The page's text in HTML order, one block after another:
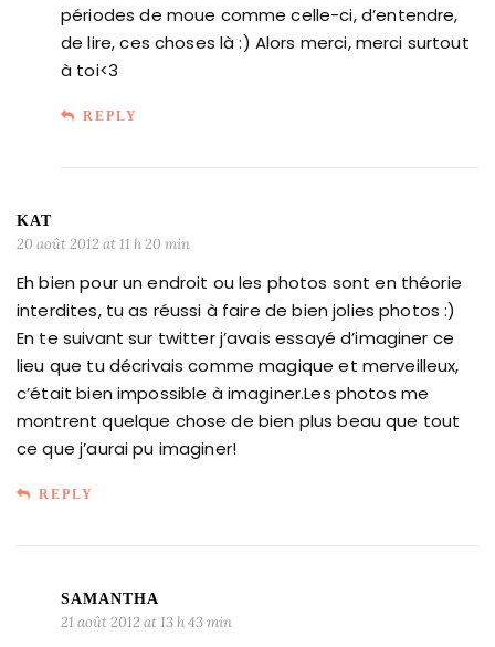
périodes de moue comme celle-ci, d’entendre,
de lire, ces choses là :) Alors merci, merci surtout
à toi<3
REPLY
KAT
20 août 2012 at 11 h 20 min
Eh bien pour un endroit ou les photos sont en théorie
interdites, tu as réussi à faire de bien jolies photos :)
En te suivant sur twitter j’avais essayé d’imaginer ce
lieu que tu décrivais comme magique et merveilleux,
c’était bien impossible à imaginer.Les photos me
montrent quelque chose de bien plus beau que tout
ce que j’aurai pu imaginer!
REPLY
SAMANTHA
21 août 2012 at 13 h 43 min